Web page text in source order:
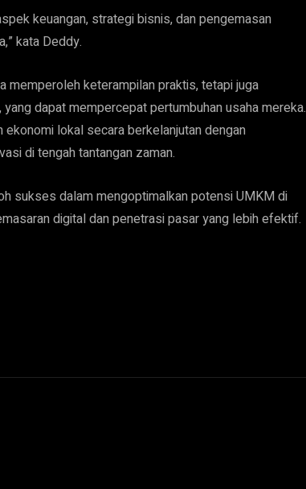
keuangan, strategi bisnis, dan pengemasan
kata Deddy.
memperoleh keterampilan praktis, tetapi juga
dapat mempercepat pertumbuhan usaha mereka.
lokal secara berkelanjutan dengan
di tengah tantangan zaman.
sukses dalam mengoptimalkan potensi UMKM di
digital dan penetrasi pasar yang lebih efektif.